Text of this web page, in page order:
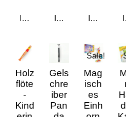
In den WarenkorbIn den Warenkorb
In den
Holz
flöte
-
Kind
Gels
chre
iber
Pan
Sale!
Mag
isch
es
Einh